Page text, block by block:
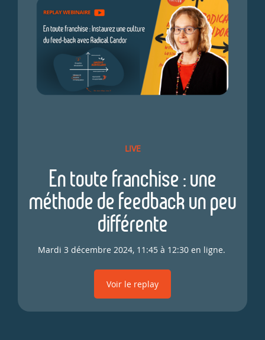
LIVE
En toute franchise : une
méthode de feedback un peu
différente
Mardi 3 décembre 2024, 11:45 à 12:30 en ligne.
Voir le replay